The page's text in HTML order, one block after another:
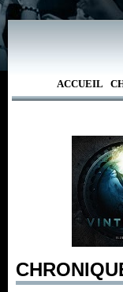
ACCUEIL